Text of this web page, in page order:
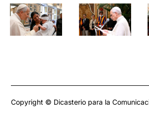
Copyright © Dicasterio para la